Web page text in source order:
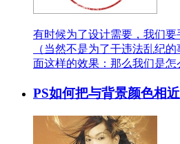
有时候为了设计需要，我们
（当然不是为了干违法乱纪
面这样的效果：那么我们是怎
PS如何把与背景颜色相